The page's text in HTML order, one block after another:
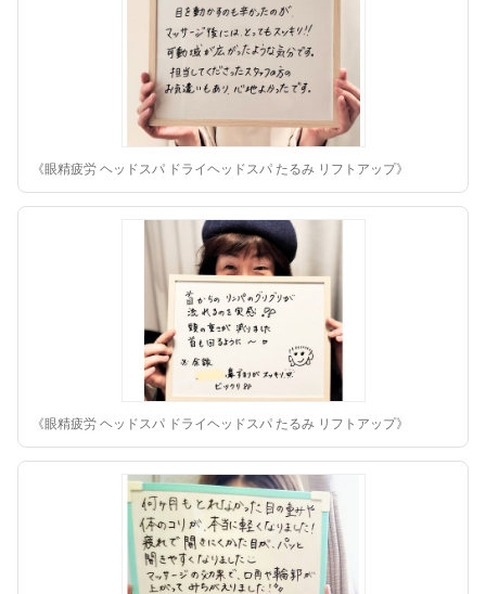
《眼精疲労 ヘッドスパ ドライヘッドスパ たるみ リフトアップ》
《眼精疲労 ヘッドスパ ドライヘッドスパ たるみ リフトアップ》